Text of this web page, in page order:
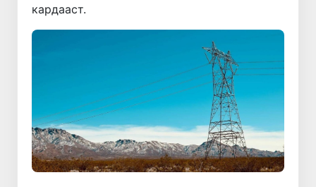
кардааст.